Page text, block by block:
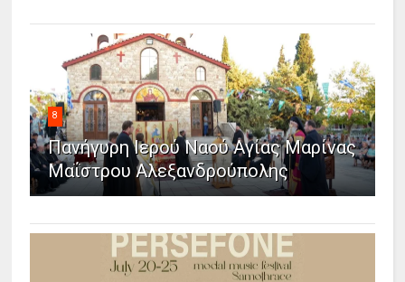
8
Πανήγυρη Ιερού Ναού Αγίας Μαρίνας
Μαΐστρου Αλεξανδρούπολης